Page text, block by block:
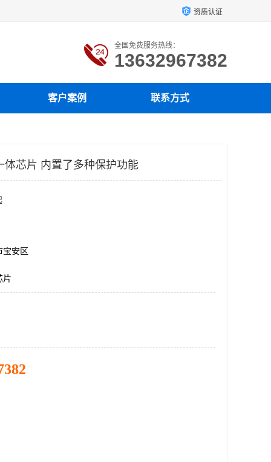
资质认证
全国免费服务热线：
13632967382
客户案例 联系方式
体芯片 内置了多种保护功能
宝安区
片